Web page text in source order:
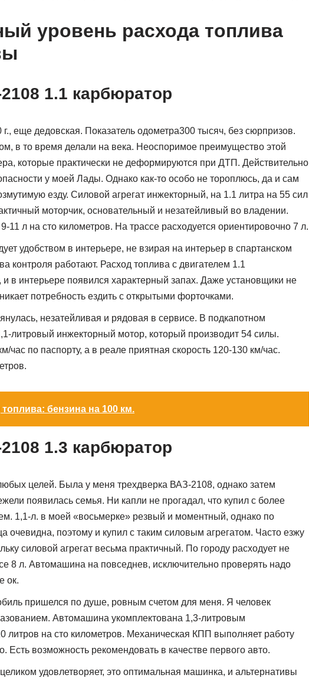
уровень расхода топлива
1.1 карбюратор
еще дедовская. Показатель одометра300 тысяч, без сюрпризов.
в то время делали на века. Неоспоримое преимущество этой
которые практически не деформируются при ДТП. Действительно
у моей Лады. Однако как-то особо не тороплюсь, да и сам
езду. Силовой агрегат инжекторный, на 1.1 литра на 55 сил
моторчик, основательный и незатейливый во владении.
11 л на сто километров. На трассе расходуется ориентировочно 7 л.
удобством в интерьере, не взирая на интерьер в спартанском
контроля работают. Расход топлива с двигателем 1.1
и в интерьере появился характерный запах. Даже установщики не
потребность ездить с открытыми форточками.
незатейливая и рядовая в сервисе. В подкапотном
литровый инжекторный мотор, который производит 54 силы.
час по паспорту, а в реале приятная скорость 120-130 км/час.
бензина на 100 км.
1.3 карбюратор
целей. Была у меня трехдверка ВАЗ-2108, однако затем
появилась семья. Ни капли не прогадал, что купил с более
1,1-л. в моей «восьмерке» резвый и моментный, однако по
очевидна, поэтому и купил с таким силовым агрегатом. Часто езжу
силовой агрегат весьма практичный. По городу расходует не
8 л. Автомашина на повседнев, исключительно проверять надо
ок.
пришелся по душе, ровным счетом для меня. Я человек
Автомашина укомплектована 1,3-литровым
литров на сто километров. Механическая КПП выполняет работу
Есть возможность рекомендовать в качестве первого авто.
удовлетворяет, это оптимальная машинка, и альтернативы